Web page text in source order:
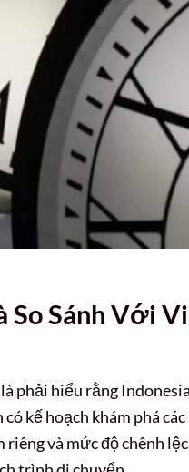
So Sánh Với
phải hiểu rằng
kế hoạch khám phá các
và mức độ chênh